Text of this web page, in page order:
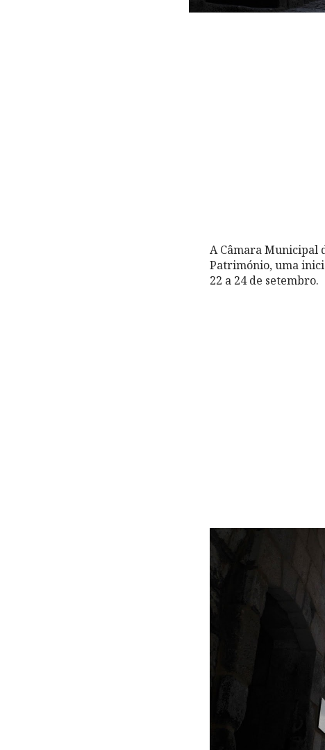
A Câmara Municipal
Património, uma
22 a 24 de setembro.